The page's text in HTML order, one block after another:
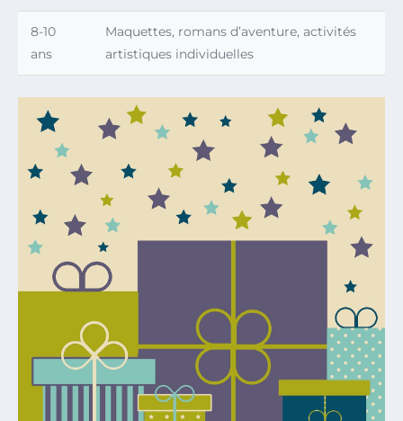
8-10
ans
Maquettes, romans d’aventure, activités
artistiques individuelles